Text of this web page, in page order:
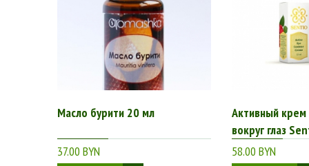
Масло бурити 20 мл
37.00 BYN
Активный
вокруг глаз
58.00 BYN